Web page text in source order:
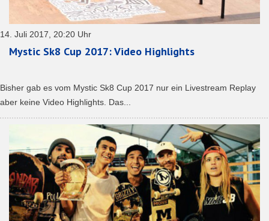
14. Juli 2017, 20:20 Uhr
Mystic Sk8 Cup 2017: Video Highlights
Bisher gab es vom Mystic Sk8 Cup 2017 nur ein Livestream Replay
aber keine Video Highlights. Das...